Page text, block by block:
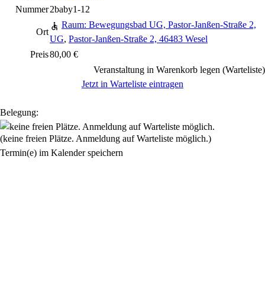
Nummer2baby1-12
Ort
Raum: Bewegungsbad UG, Pastor-Janßen-Straße 2,
UG, Pastor-Janßen-Straße 2, 46483 Wesel
Preis80,00 €
Veranstaltung in Warenkorb legen (Warteliste)
Jetzt in Warteliste eintragen
Belegung:
(keine freien Plätze. Anmeldung auf Warteliste möglich.)
Termin(e) im Kalender speichern